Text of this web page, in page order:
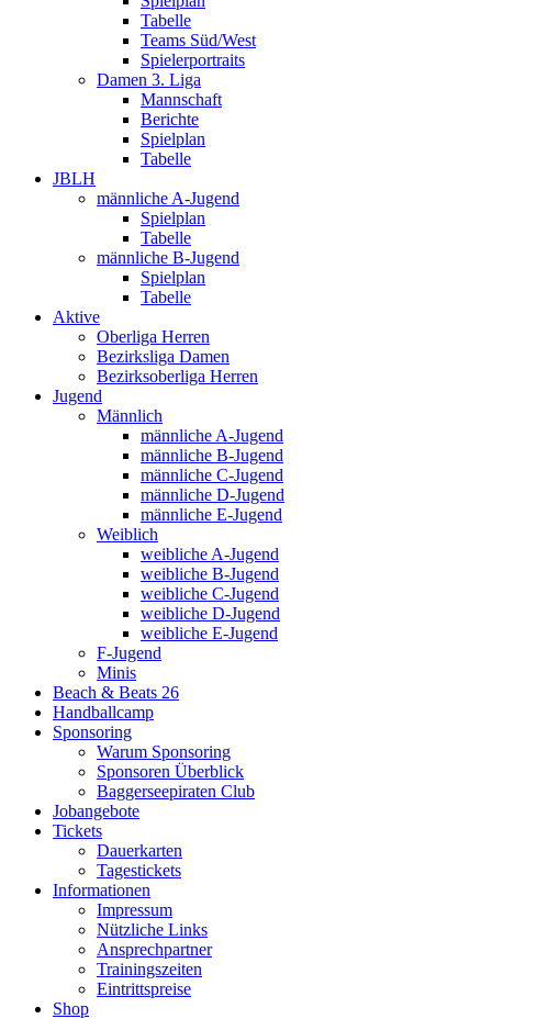
Tabelle
Teams Süd/West
Spielerportraits
Damen 3. Liga
Mannschaft
Berichte
Spielplan
Tabelle
JBLH
männliche A-Jugend
Spielplan
Tabelle
männliche B-Jugend
Spielplan
Tabelle
Aktive
Oberliga Herren
Bezirksliga Damen
Bezirksoberliga Herren
Jugend
Männlich
männliche A-Jugend
männliche B-Jugend
männliche C-Jugend
männliche D-Jugend
männliche E-Jugend
Weiblich
weibliche A-Jugend
weibliche B-Jugend
weibliche C-Jugend
weibliche D-Jugend
weibliche E-Jugend
F-Jugend
Minis
Beach & Beats 26
Handballcamp
Sponsoring
Warum Sponsoring
Sponsoren Überblick
Baggerseepiraten Club
Jobangebote
Tickets
Dauerkarten
Tagestickets
Informationen
Impressum
Nützliche Links
Ansprechpartner
Trainingszeiten
Eintrittspreise
Shop